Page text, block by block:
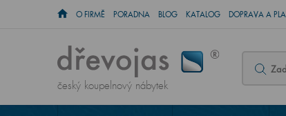
O FIRMĚ PORADNA BLOG KATALOG DOPRAVA A
český koupelnový nábytek